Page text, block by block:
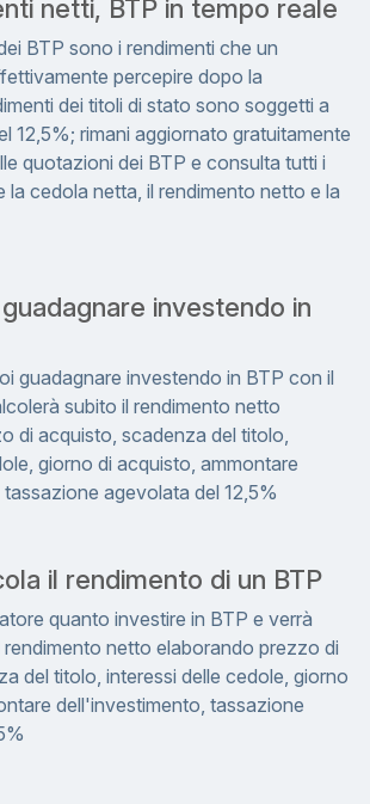
netti, BTP in tempo reale
BTP sono i rendimenti che un
percepire dopo la
dei titoli di stato sono soggetti a
12,5%; rimani aggiornato gratuitamente
quotazioni dei BTP e consulta tutti i
la cedola netta, il rendimento netto e la
investendo in
guadagnare investendo in BTP con il
subito il rendimento netto
di acquisto, scadenza del titolo,
giorno di acquisto, ammontare
agevolata del 12,5%
il rendimento di un BTP
quanto investire in BTP e verrà
netto elaborando prezzo di
del titolo, interessi delle cedole, giorno
dell'investimento, tassazione